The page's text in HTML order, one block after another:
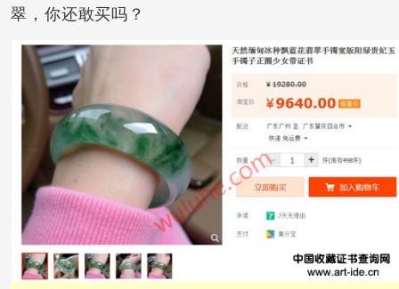
翠，你还敢买吗？